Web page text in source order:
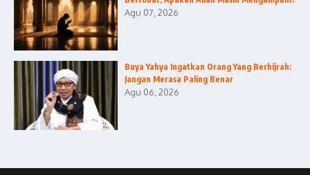
Agu 07, 2026
Buya Yahya Ingatkan Orang Yang Berhijrah:
Jangan Merasa Paling Benar
Agu 06, 2026